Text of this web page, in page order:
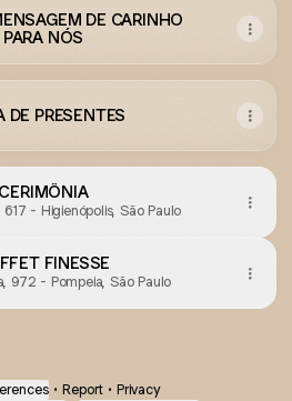
DE CARINHO
PARA NÓS
DE PRESENTES
CERIMÔNIA
617 - Higienópolis, São Paulo
FINESSE
972 - Pompeia, São Paulo
• Report • Privacy